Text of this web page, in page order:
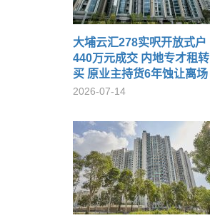
大埔云汇278实呎开放式户
440万元成交 内地专才租转
买 原业主持货6年蚀让离场
2026-07-14